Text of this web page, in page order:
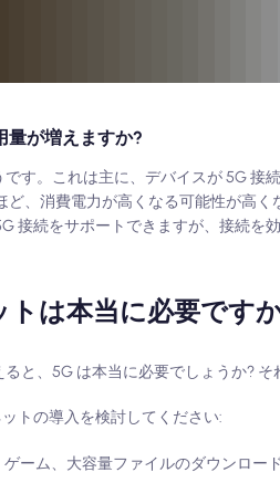
量が増えますか?
す。これは主に、デバイスが 5G
ど、消費電力が高くなる可能性が高
接続をサポートできますが、接続
トは本当に必要です
と、5G は本当に必要でしょうか?
トの導入を検討してください:
ーム、大容量ファイルのダウンロー